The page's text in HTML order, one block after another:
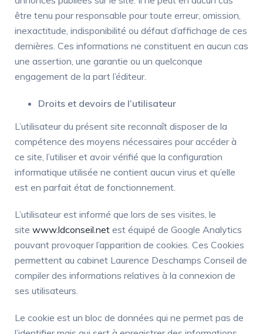
être tenu pour responsable pour toute erreur, omission,
inexactitude, indisponibilité ou défaut d’affichage de ces
dernières. Ces informations ne constituent en aucun cas
une assertion, une garantie ou un quelconque
engagement de la part l’éditeur.
Droits et devoirs de l’utilisateur
L’utilisateur du présent site reconnaît disposer de la
compétence des moyens nécessaires pour accéder à
ce site, l’utiliser et avoir vérifié que la configuration
informatique utilisée ne contient aucun virus et qu’elle
est en parfait état de fonctionnement.
L’utilisateur est informé que lors de ses visites, le
site www.ldconseil.net est équipé de Google Analytics
pouvant provoquer l’apparition de cookies. Ces Cookies
permettent au cabinet Laurence Deschamps Conseil de
compiler des informations relatives à la connexion de
ses utilisateurs.
Le cookie est un bloc de données qui ne permet pas de